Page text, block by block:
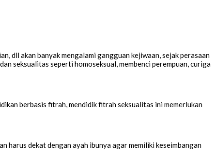
dll akan banyak mengalami gangguan kejiwaan, sejak perasaan
seksualitas seperti homoseksual, membenci perempuan, curiga
berbasis fitrah, mendidik fitrah seksualitas ini memerlukan
harus dekat dengan ayah ibunya agar memiliki keseimbangan